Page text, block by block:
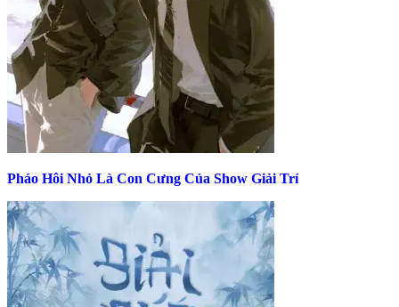
Pháo Hôi Nhỏ Là Con Cưng Của Show Giải Trí